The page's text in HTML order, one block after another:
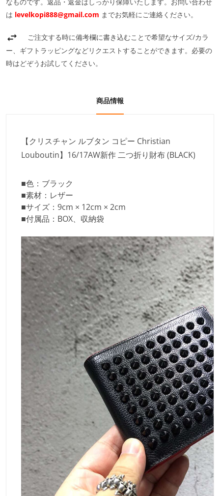
は levelkopi888@gmail.com までお気軽にご連絡ください。
ご注文する時に備考欄に書き込むことで希望なサイズ/カラ
ー、ギフトラッピングなどリクエストすることができます。必要の
時はどぞうお試してください。
商品情報
【クリスチャン ルブタン コピー Christian
Louboutin】16/17AW新作 二つ折り財布 (BLACK)
■色：ブラック
■素材：レザー
■サイズ：9cm × 12cm × 2cm
■付属品：BOX、収納袋